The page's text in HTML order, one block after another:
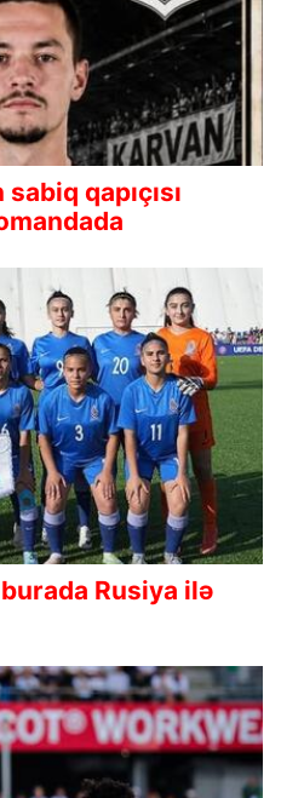
qapıçısı
Rusiya ilə